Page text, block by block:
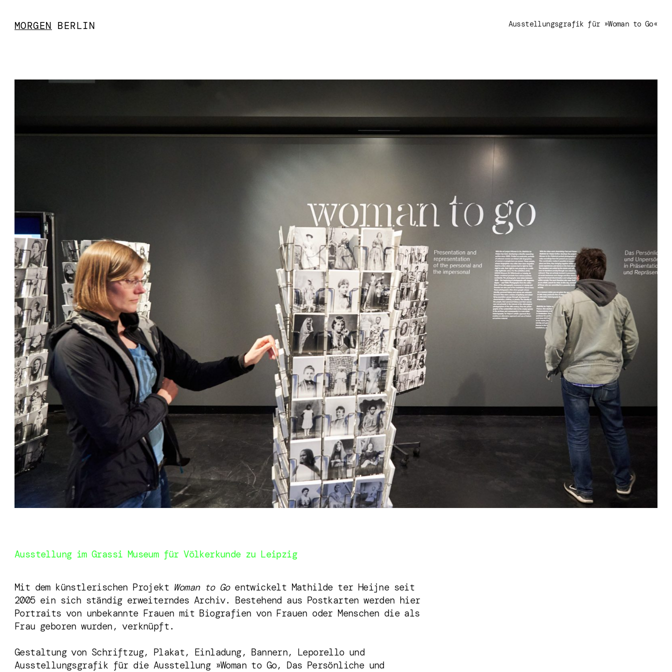
MORGEN BERLIN Ausstellungsgrafik für »Woman to Go«
Ausstellung im Grassi Museum für Völkerkunde zu Leipzig
Mit dem künstlerischen Projekt Woman to Goent­wickelt Mathilde ter Heijne seit
2005 ein sich ständig erweiterndes Archiv. Bestehend aus Postkarten werden hier
Portraits von unbekannte Frauen mit Biografien von Frauen oder Menschen die als
Frau geboren wurden, verknüpft.
Gestaltung von Schriftzug, Plakat, Einladung, Bannern, Leporello und
Ausstellungsgrafik für die Ausstellung »Woman to Go, Das Persönliche und